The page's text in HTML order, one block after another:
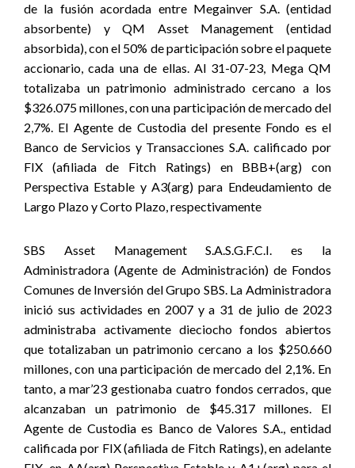
de la fusión acordada entre Megainver S.A. (entidad
absorbente) y QM Asset Management (entidad
absorbida), con el 50% de participación sobre el paquete
accionario, cada una de ellas. Al 31-07-23, Mega QM
totalizaba un patrimonio administrado cercano a los
$326.075 millones, con una participación de mercado del
2,7%. El Agente de Custodia del presente Fondo es el
Banco de Servicios y Transacciones S.A. calificado por
FIX (afiliada de Fitch Ratings) en BBB+(arg) con
Perspectiva Estable y A3(arg) para Endeudamiento de
Largo Plazo y Corto Plazo, respectivamente
SBS Asset Management S.A.S.G.F.C.I. es la
Administradora (Agente de Administración) de Fondos
Comunes de Inversión del Grupo SBS. La Administradora
inició sus actividades en 2007 y a 31 de julio de 2023
administraba activamente dieciocho fondos abiertos
que totalizaban un patrimonio cercano a los $250.660
millones, con una participación de mercado del 2,1%. En
tanto, a mar’23 gestionaba cuatro fondos cerrados, que
alcanzaban un patrimonio de $45.317 millones. El
Agente de Custodia es Banco de Valores S.A., entidad
calificada por FIX (afiliada de Fitch Ratings), en adelante